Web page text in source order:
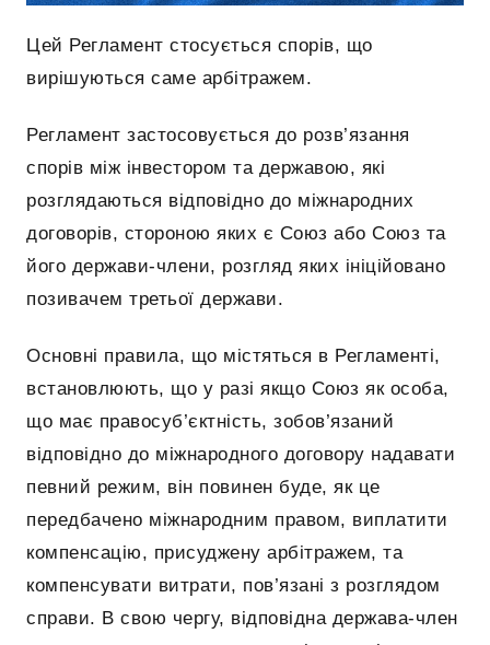
Цей Регламент стосується спорів, що
вирішуються саме арбітражем.
Регламент застосовується до розв’язання
спорів між інвестором та державою, які
розглядаються відповідно до міжнародних
договорів, стороною яких є Союз або Союз та
його держави-члени, розгляд яких ініційовано
позивачем третьої держави.
Основні правила, що містяться в Регламенті,
встановлюють, що у разі якщо Союз як особа,
що має правосуб’єктність, зобов’язаний
відповідно до міжнародного договору надавати
певний режим, він повинен буде, як це
передбачено міжнародним правом, виплатити
компенсацію, присуджену арбітражем, та
компенсувати витрати, пов’язані з розглядом
справи. В свою чергу, відповідна держава-член